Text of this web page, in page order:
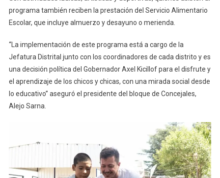
programa también reciben la prestación del Servicio Alimentario
Escolar, que incluye almuerzo y desayuno o merienda.
“La implementación de este programa está a cargo de la
Jefatura Distrital junto con los coordinadores de cada distrito y es
una decisión política del Gobernador Axel Kicillof para el disfrute y
el aprendizaje de los chicos y chicas, con una mirada social desde
lo educativo” aseguró el presidente del bloque de Concejales,
Alejo Sarna.